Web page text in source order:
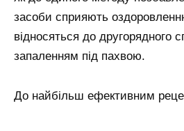
засоби сприяють
відносяться до другорядного
запаленням під пахвою.
До найбільш ефективним